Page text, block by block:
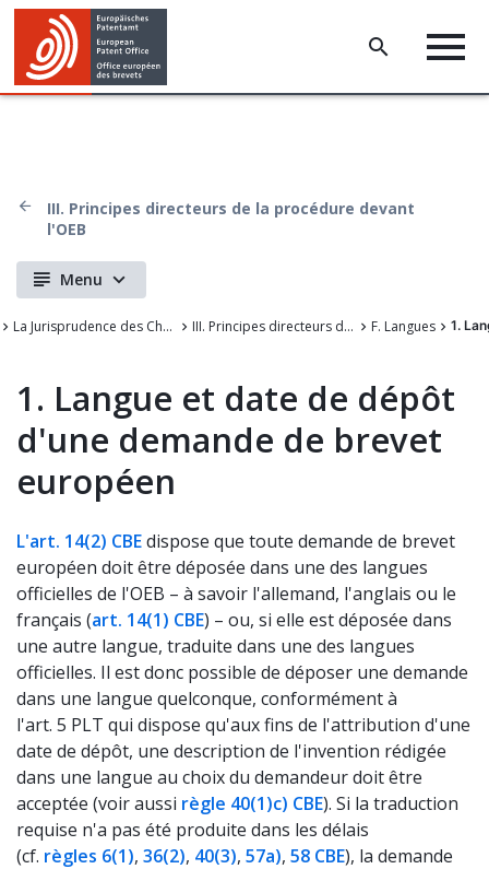
III. Principes directeurs de la procédure devant
l'OEB
Menu
La Jurisprudence des Chambres de recours de l'Office européen des brevets III. Principes directeurs de la procédure devant l'OEB F. Langues 1.
1. Langue et date de dépôt
d'une demande de brevet
européen
L'art. 14(2) CBEdispose que toute demande de brevet
européen doit être déposée dans une des langues
officielles de l'OEB – à savoir l'allemand, l'anglais ou le
français (art. 14(1) CBE) – ou, si elle est déposée dans
une autre langue, traduite dans une des langues
officielles. Il est donc possible de déposer une demande
dans une langue quelconque, conformément à
l'art. 5 PLT qui dispose qu'aux fins de l'attribution d'une
date de dépôt, une description de l'invention rédigée
dans une langue au choix du demandeur doit être
acceptée (voir aussi règle 40(1)c) CBE). Si la traduction
requise n'a pas été produite dans les délais
(cf. règles 6(1), 36(2), 40(3), 57a), 58 CBE), la demande